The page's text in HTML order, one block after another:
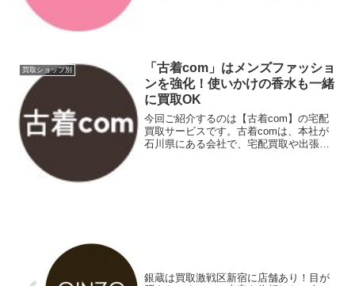
買取ショップ別
「古着com」はメンズファッショ
ンを強化！使いかけの香水も一緒
に買取OK
今回ご紹介するのは【古着com】の宅配
買取サービスです。古着comは、本社が
石川県にある会社で、宅配買取や出張買
銀蔵は買取激戦区新宿に店舗あり！目が